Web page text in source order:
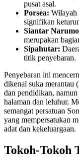
pusat asal.
Porsea: Wilayah
signifikan
Siantar
merupakan
Sipahutar:
titik penyebaran.
Penyebaran ini
dikenal suka merantau (
dan pendidikan,
halaman dan leluhur.
semangat persatuan
yang mempersatukan
adat dan kekeluargaan.
Tokoh-Tokoh